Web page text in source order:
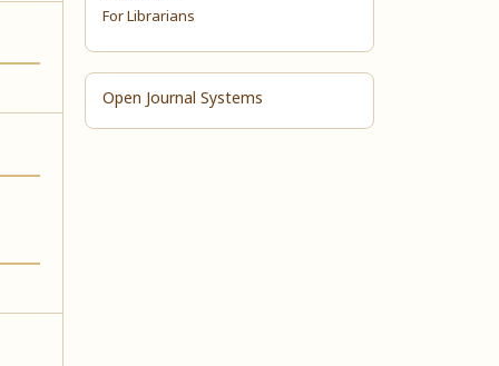
For Librarians
Open Journal Systems